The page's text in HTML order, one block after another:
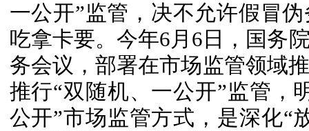
一公开”监管，决不允许假冒
吃拿卡要。今年6月6日，国务
务会议，部署在市场监管领域
推行“双随机、一公开”监管，
公开”市场监管方式，是深化“